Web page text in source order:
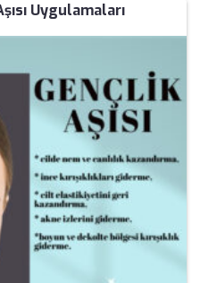
Uygulamaları